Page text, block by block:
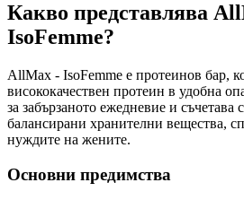
Какво представлява
IsoFemme?
AllMax - IsoFemme е протеинов бар,
висококачествен протеин в удобна
за забързаното ежедневие и съчетава
балансирани хранителни вещества,
нуждите на жените.
Основни предимства